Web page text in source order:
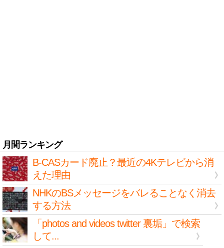
月間ランキング
B-CASカード廃止？最近の4Kテレビから消
えた理由
NHKのBSメッセージをバレることなく消去
する方法
「photos and videos twitter 裏垢」で検索
して...